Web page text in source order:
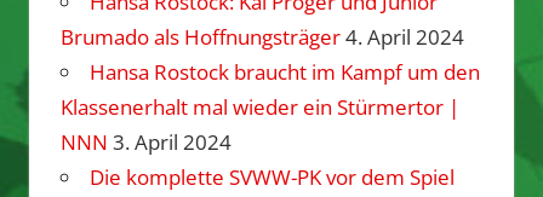
Brumado als Hoffnungsträger4. April 2024
Hansa Rostock braucht im Kampf um den
Klassenerhalt mal wieder ein Stürmertor |
NNN 3. April 2024
Die komplette SVWW-PK vor dem Spiel